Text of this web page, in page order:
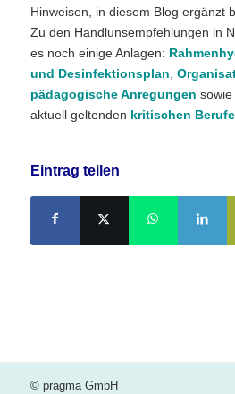
Hinweisen, in diesem Blog ergänzt
Zu den Handlunsempfehlungen in
es noch einige Anlagen:
und Desinfektionsplan,
pädagogische Anregungen
aktuell geltenden kritischen Berufe
Eintrag teilen
© pragma GmbH